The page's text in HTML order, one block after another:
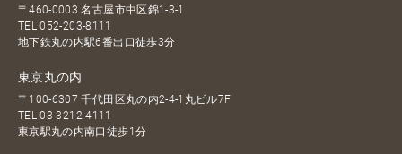
〒460-0003 名古屋市中区錦1-3-1
TEL052-203-8111
地下鉄丸の内駅6番出口徒歩3分
東京丸の内
〒100-6307 千代田区丸の内2-4-1丸ビル7F
TEL03-3212-4111
東京駅丸の内南口徒歩1分